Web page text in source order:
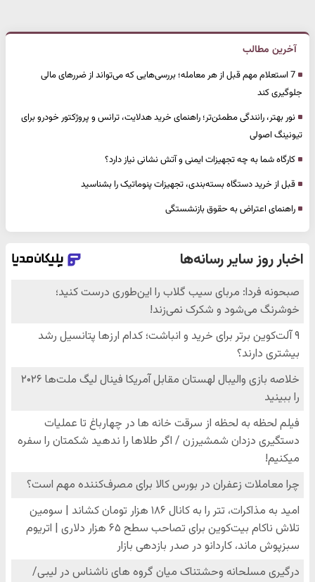
آخرین مطالب
7 استعلام مهم قبل از هر معامله؛ بررسی‌هایی که می‌تواند از ضررهای مالی
جلوگیری کند
نور بهتر، رانندگی مطمئن‌تر؛ راهنمای خرید هدلایت، ترانس و پروژکتور خودرو برای
تیونینگ اصولی
کارگاه شما به چه تجهیزات ایمنی و آتش نشانی نیاز دارد؟
قبل از خرید دستگاه بسته‌بندی، تجهیزات پنوماتیک را بشناسید
راهنمای اعتراض به حقوق بازنشستگی